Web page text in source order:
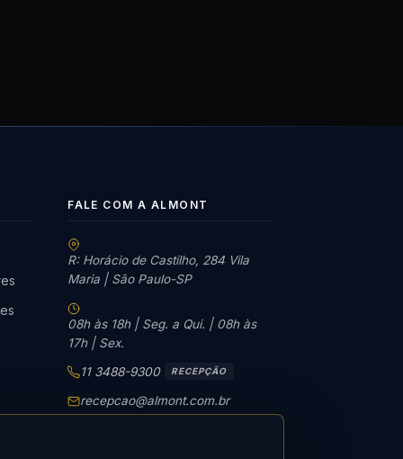
FALE COM A ALMONT
R: Horácio de Castilho, 284 Vila
Maria | São Paulo-SP
08h às 18h | Seg. a Qui. | 08h às
17h | Sex.
11 3488-9300 RECEPÇÃO
recepcao@almont.com.br